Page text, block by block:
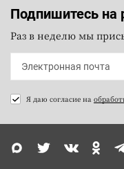
Подпишитесь на
Раз в неделю мы
Я даю согласие на